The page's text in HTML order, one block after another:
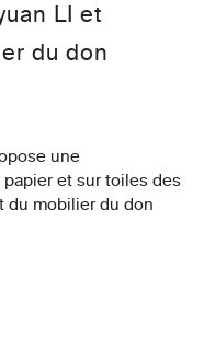
LI et
du don
une
et sur toiles des
du mobilier du don